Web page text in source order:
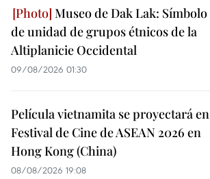
Museo de Dak Lak: Símbolo
de unidad de grupos étnicos de la
Altiplanicie Occidental
09/08/2026 01:30
Película vietnamita se proyectará en
Festival de Cine de ASEAN 2026 en
Hong Kong (China)
08/08/2026 19:08